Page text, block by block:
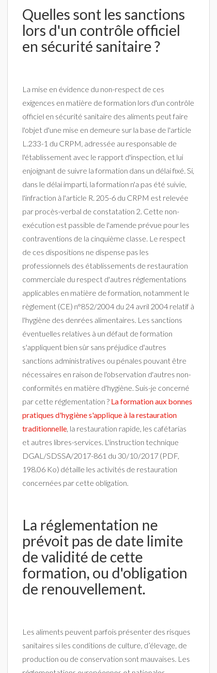
Quelles sont les sanctions
lors d'un contrôle officiel
en sécurité sanitaire ?
La mise en évidence du non-respect de ces
exigences en matière de formation lors d'un contrôle
officiel en sécurité sanitaire des aliments peut faire
l'objet d'une mise en demeure sur la base de l'article
L.233-1 du CRPM, adressée au responsable de
l'établissement avec le rapport d'inspection, et lui
enjoignant de suivre la formation dans un délai fixé. Si,
dans le délai imparti, la formation n'a pas été suivie,
l'infraction à l'article R. 205-6 du CRPM est relevée
par procès-verbal de constatation 2. Cette non-
exécution est passible de l'amende prévue pour les
contraventions de la cinquième classe. Le respect
de ces dispositions ne dispense pas les
professionnels des établissements de restauration
commerciale du respect d'autres réglementations
applicables en matière de formation, notamment le
règlement (CE) n°852/2004 du 24 avril 2004 relatif à
l'hygiène des denrées alimentaires. Les sanctions
éventuelles relatives à un défaut de formation
s'appliquent bien sûr sans préjudice d'autres
sanctions administratives ou pénales pouvant être
nécessaires en raison de l'observation d'autres non-
conformités en matière d'hygiène. Suis-je concerné
par cette réglementation ? La formation aux bonnes
pratiques d'hygiène s'applique à la restauration
traditionnelle, la restauration rapide, les cafétarias
et autres libres-services. L'instruction technique
DGAL/SDSSA/2017-861 du 30/10/2017 (PDF,
198.06 Ko) détaille les activités de restauration
concernées par cette obligation.
La réglementation ne
prévoit pas de date limite
de validité de cette
formation, ou d'obligation
de renouvellement.
Les aliments peuvent parfois présenter des risques
sanitaires si les conditions de culture, d’élevage, de
production ou de conservation sont mauvaises. Les